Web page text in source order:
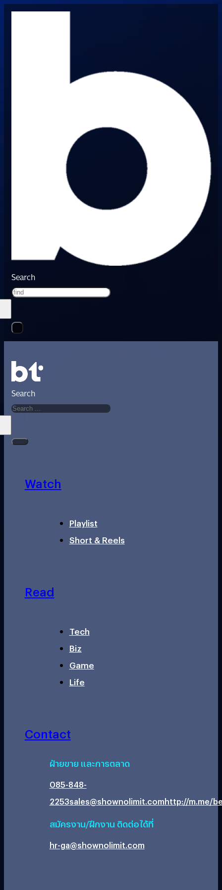
Search
Search
Watch
Playlist
Short & Reels
Read
Tech
Biz
Game
Life
Contact
ฝ่ายขาย และการตลาด
085-848-
2253sales@shownolimit.comhttp://m.me/
สมัครงาน/ฝึกงาน ติดต่อได้ที่
hr-ga@shownolimit.com